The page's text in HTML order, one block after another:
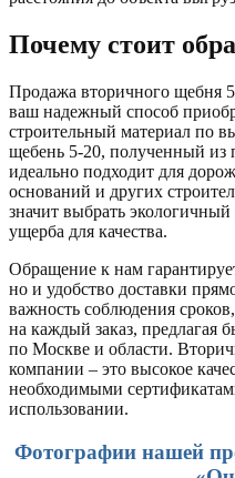
Почему стоит
Продажа вторичного щебня
ваш надежный способ
строительный материал по
щебень 5-20, полученный из
идеально подходит для
оснований и других
значит выбрать
ущерба для качества.
Обращение к нам
но и удобство доставки
важность соблюдения
на каждый заказ, предлагая
по Москве и области.
компании – это высокое
необходимыми
использовании.
Фотографии нашей